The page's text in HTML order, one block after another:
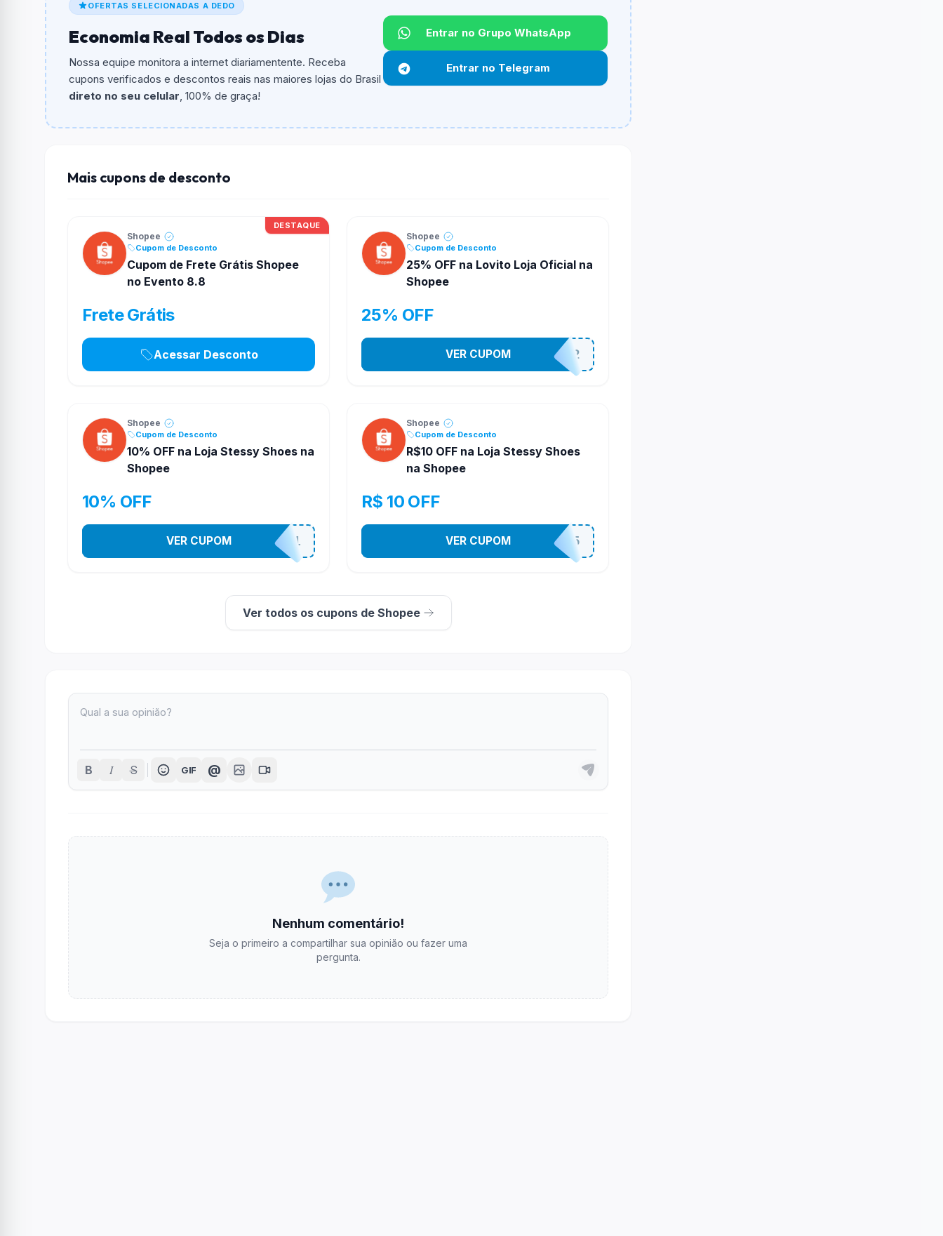
O cupom dáR$ 30,00em compras.
Qual é o valor minimo de compra?
O valor minimo de compra é Não exigido ou Não informado.
Qual é o desconto máximo?
Não informado ou sem limite.
Funciona em qualquer produto?
podem não aceitar cupons.
OFERTAS SELECIONADAS A DEDO
Economia Real Todos os Dias
Nossa equipe monitora a internet diariamentente. Receba
cupons verificados e descontos reais nas maiores lojas do Brasil
direto no seu celular, 100% de graça!
Entrar no Grupo WhatsApp
Entrar no Telegram
Mais cupons de desconto
DESTAQUE
Shopee
Cupom de Desconto
Cupom de Frete Grátis Shopee
no Evento 8.8
Frete Grátis
Acessar Desconto
Shopee
Cupom de Desconto
25% OFF na Lovito Loja Oficial na
Shopee
25% OFF
141525852
VER CUPOM
Shopee
Cupom de Desconto
10% OFF na Loja Stessy Shoes na
Shopee
10% OFF
STES2541
VER CUPOM
Shopee
Cupom de Desconto
R$10 OFF na Loja Stessy Shoes
na Shopee
R$ 10 OFF
STES2525
VER CUPOM
Ver todos os cupons de Shopee
B I S GIF @
Nenhum comentário!
Seja o primeiro a compartilhar sua opinião ou fazer uma
pergunta.